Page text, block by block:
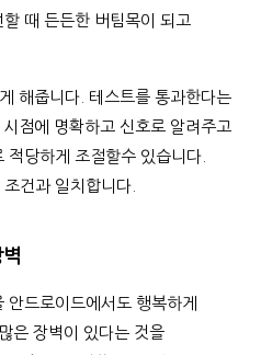
때 든든한 버팀목이 되고
해줍니다. 테스트를 통과한다는
점에 명확하고 신호로 알려주고
당하게 조절할수 있습니다.
건과 일치합니다.
드로이드에서도 행복하게
은 장벽이 있다는 것을